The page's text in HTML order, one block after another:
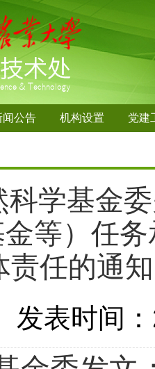
闻公告 机构设置 党建
科学基金
金等）任
责任的通
发表时间